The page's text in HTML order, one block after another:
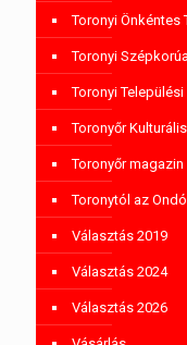
Toronyi Önkéntes
Toronyi
Toronyi
Toronyőr
Toronyőr magazin
Toronytól az
Választás 2019
Választás 2024
Választás 2026